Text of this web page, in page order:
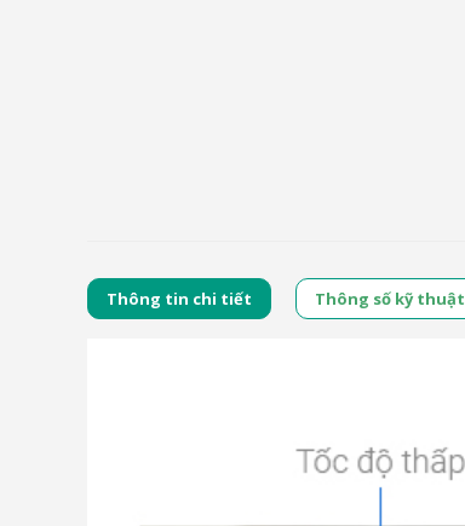
Thông tin chi tiết Thông số kỹ thuật